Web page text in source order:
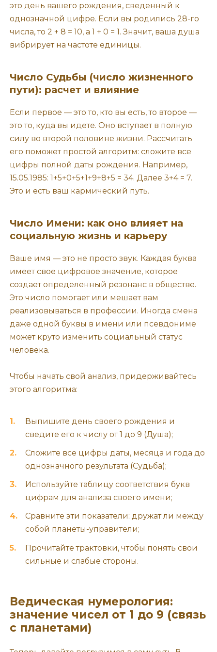
это день вашего рождения, сведенный к
однозначной цифре. Если вы родились 28-го
числа, то 2 + 8 = 10, а 1 + 0 = 1. Значит, ваша душа
вибрирует на частоте единицы.
Число Судьбы (число жизненного
пути): расчет и влияние
Если первое — это то, кто вы есть, то второе —
это то, куда вы идете. Оно вступает в полную
силу во второй половине жизни. Рассчитать
его поможет простой алгоритм: сложите все
цифры полной даты рождения. Например,
15.05.1985: 1+5+0+5+1+9+8+5 = 34. Далее 3+4 = 7.
Это и есть ваш кармический путь.
Число Имени: как оно влияет на
социальную жизнь и карьеру
Ваше имя — это не просто звук. Каждая буква
имеет свое цифровое значение, которое
создает определенный резонанс в обществе.
Это число помогает или мешает вам
реализовываться в профессии. Иногда смена
даже одной буквы в имени или псевдониме
может круто изменить социальный статус
человека.
Чтобы начать свой анализ, придерживайтесь
этого алгоритма:
Выпишите день своего рождения и
сведите его к числу от 1 до 9 (Душа);
Сложите все цифры даты, месяца и года до
однозначного результата (Судьба);
Используйте таблицу соответствия букв
цифрам для анализа своего имени;
Сравните эти показатели: дружат ли между
собой планеты-управители;
Прочитайте трактовки, чтобы понять свои
сильные и слабые стороны.
Ведическая нумерология:
значение чисел от 1 до 9 (связь
с планетами)